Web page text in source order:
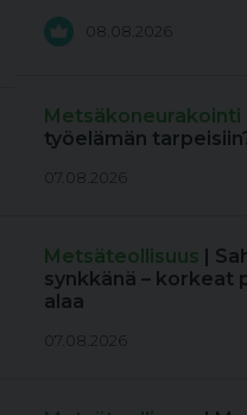
08.08.2026
Metsäkoneurakointi
työelämän
07.08.2026
Metsäteollisuus |
synkkänä – korkeat
alaa
07.08.2026